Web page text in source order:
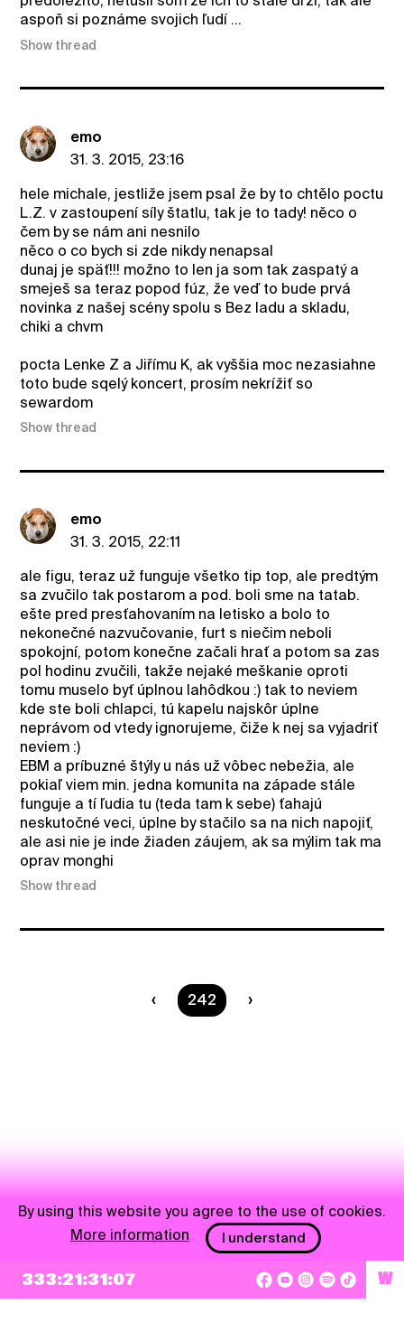
aspoň si poznáme svojich ľudí ...
Show thread
emo
31. 3. 2015, 23:16
hele michale, jestliže jsem psal že by to chtělo poctu
L.Z. v zastoupení síly štatlu, tak je to tady! něco o
čem by se nám ani nesnilo
něco o co bych si zde nikdy nenapsal
dunaj je späť!!! možno to len ja som tak zaspatý a
smeješ sa teraz popod fúz, že veď to bude prvá
novinka z našej scény spolu s Bez ladu a skladu,
chiki a chvm
pocta Lenke Z a Jiřímu K, ak vyššia moc nezasiahne
toto bude sqelý koncert, prosím nekrížiť so
sewardom
Show thread
emo
31. 3. 2015, 22:11
ale figu, teraz už funguje všetko tip top, ale predtým
sa zvučilo tak postarom a pod. boli sme na tatab.
ešte pred presťahovaním na letisko a bolo to
nekonečné nazvučovanie, furt s niečim neboli
spokojní, potom konečne začali hrať a potom sa zas
pol hodinu zvučili, takže nejaké meškanie oproti
tomu muselo byť úplnou lahôdkou :) tak to neviem
kde ste boli chlapci, tú kapelu najskôr úplne
neprávom od vtedy ignorujeme, čiže k nej sa vyjadriť
neviem :)
EBM a príbuzné štýly u nás už vôbec nebežia, ale
pokiaľ viem min. jedna komunita na západe stále
funguje a tí ľudia tu (teda tam k sebe) ťahajú
neskutočné veci, úplne by stačilo sa na nich napojiť,
ale asi nie je inde žiaden záujem, ak sa mýlim tak ma
oprav monghi
Show thread
You are on page
242
333:21:31:07 W
By using this website you agree to the use of cookies.
More information
I understand